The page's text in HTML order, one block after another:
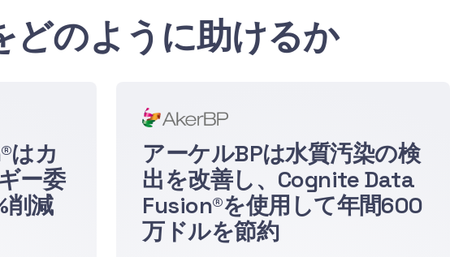
どのように助けるか
はカ
ー委
削減
アーケルBPは水質汚染の検
出を改善し、Cognite Data
Fusion®を使用して年間600
万ドルを節約